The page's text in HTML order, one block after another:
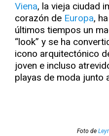
Viena, la vieja ciudad
corazón de Europa,
últimos tiempos un
“look” y se ha
icono arquitectónico
joven e incluso
playas de moda junto
Foto de